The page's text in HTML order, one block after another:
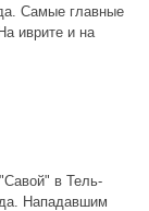
Самые главные
иврите и на
в Тель-
Нападавшим